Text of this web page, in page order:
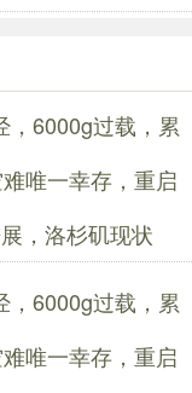
，6000g过载，累
唯一幸存，重启
，洛杉矶现状
，6000g过载，累
唯一幸存，重启